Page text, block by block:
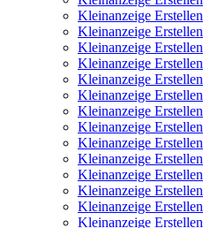
Kleinanzeige Erstellen
Kleinanzeige Erstellen
Kleinanzeige Erstellen
Kleinanzeige Erstellen
Kleinanzeige Erstellen
Kleinanzeige Erstellen
Kleinanzeige Erstellen
Kleinanzeige Erstellen
Kleinanzeige Erstellen
Kleinanzeige Erstellen
Kleinanzeige Erstellen
Kleinanzeige Erstellen
Kleinanzeige Erstellen
Kleinanzeige Erstellen